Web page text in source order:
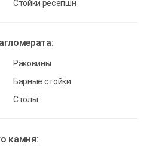
Стойки ресепшн
Раковины
Барные стойки
Столы
камня: